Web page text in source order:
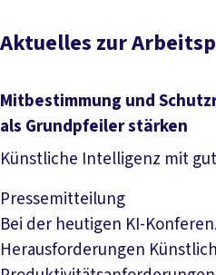
Aktuelles zur
Mitbestimmung und
als Grundpfeiler stärken
Künstliche Intelligenz mit
Pressemitteilung
Bei der heutigen KI-
Herausforderungen